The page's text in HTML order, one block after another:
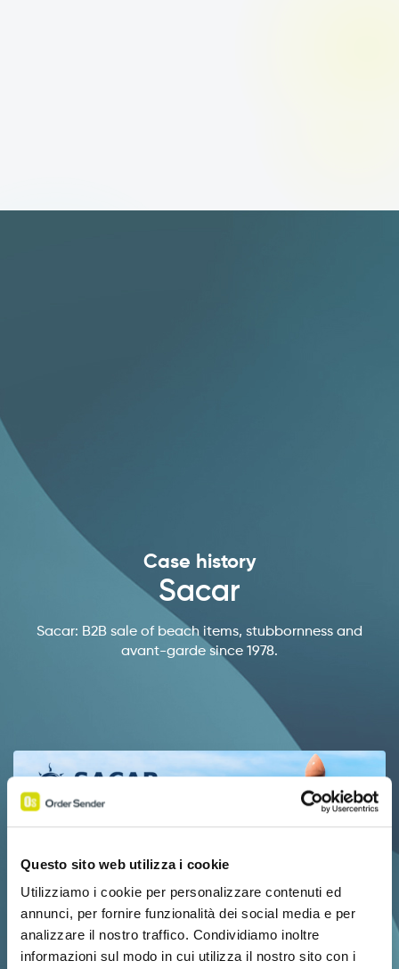
Questo sito web utilizza i cookie
Utilizziamo i cookie per personalizzare contenuti ed
annunci, per fornire funzionalità dei social media e per
analizzare il nostro traffico. Condividiamo inoltre
informazioni sul modo in cui utilizza il nostro sito con i
Case history
Sacar
Sacar: B2B sale of beach items, stubbornness and
avant-garde since 1978.